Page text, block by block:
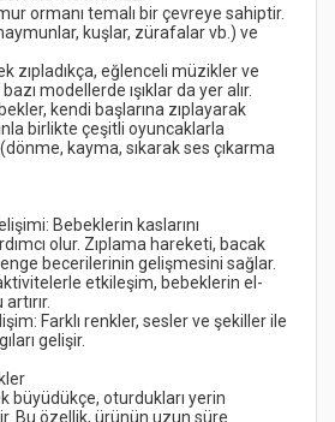
ormanı temalı bir çevreye sahiptir.
kuşlar, zürafalar vb.) ve
zıpladıkça, eğlenceli müzikler ve
kendi başlarına zıplayarak
birlikte çeşitli oyuncaklarla
kayma, sıkarak ses çıkarma
Bebeklerin kaslarını
olur. Zıplama hareketi, bacak
etkileşim, bebeklerin el-
Farklı renkler, sesler ve şekiller ile
büyüdükçe, oturdukları yerin
Bu özellik, ürünün uzun süre